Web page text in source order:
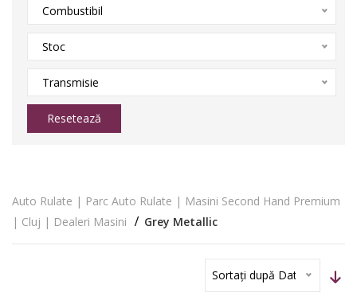
Combustibil
Stoc
Transmisie
Resetează
Auto Rulate | Parc Auto Rulate | Masini Second Hand Premium
| Cluj | Dealeri Masini
Grey Metallic
Sortați după Dată